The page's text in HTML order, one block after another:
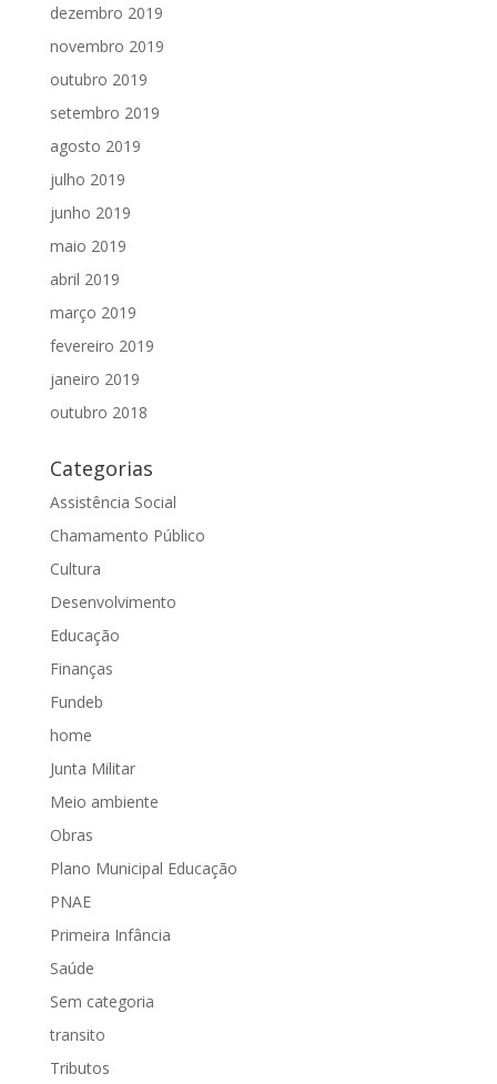
dezembro 2019
novembro 2019
outubro 2019
setembro 2019
agosto 2019
julho 2019
junho 2019
maio 2019
abril 2019
março 2019
fevereiro 2019
janeiro 2019
outubro 2018
Categorias
Assistência Social
Chamamento Público
Cultura
Desenvolvimento
Educação
Finanças
Fundeb
home
Junta Militar
Meio ambiente
Obras
Plano Municipal Educação
PNAE
Primeira Infância
Saúde
Sem categoria
transito
Tributos